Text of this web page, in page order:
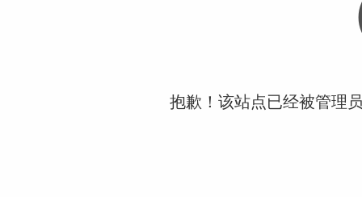
抱歉！该站点已经被管理